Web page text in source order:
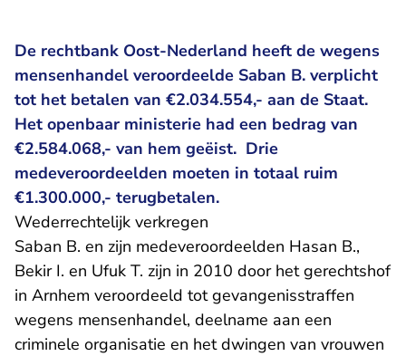
De rechtbank Oost-Nederland heeft de wegens
mensenhandel veroordeelde Saban B. verplicht
tot het betalen van €2.034.554,- aan de Staat.
Het openbaar ministerie had een bedrag van
€2.584.068,- van hem geëist. Drie
medeveroordeelden moeten in totaal ruim
€1.300.000,- terugbetalen.
Wederrechtelijk verkregen
Saban B. en zijn medeveroordeelden Hasan B.,
Bekir I. en Ufuk T. zijn in 2010 door het gerechtshof
in Arnhem veroordeeld tot gevangenisstraffen
wegens mensenhandel, deelname aan een
criminele organisatie en het dwingen van vrouwen